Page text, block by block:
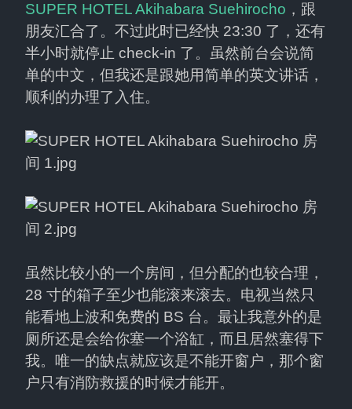
SUPER HOTEL Akihabara Suehirocho ，跟
朋友汇合了。不过此时已经快 23:30 了，还有
半小时就停止 check-in 了。虽然前台会说简
单的中文，但我还是跟她用简单的英文讲话，
顺利的办理了入住。
虽然比较小的一个房间，但分配的也较合理，
28 寸的箱子至少也能滚来滚去。电视当然只
能看地上波和免费的 BS 台。最让我意外的是
厕所还是会给你塞一个浴缸，而且居然塞得下
我。唯一的缺点就应该是不能开窗户，那个窗
户只有消防救援的时候才能开。